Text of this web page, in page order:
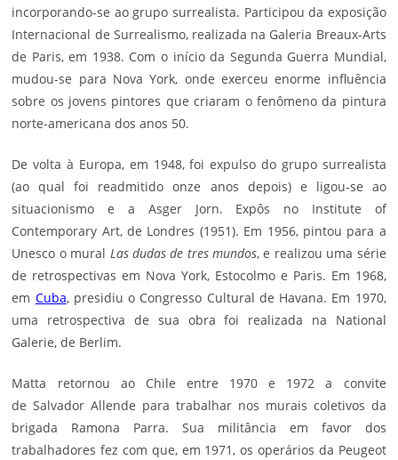
incorporando-se ao grupo surrealista. Participou da exposição
Internacional de Surrealismo, realizada na Galeria Breaux-Arts
de Paris, em 1938. Com o início da Segunda Guerra Mundial,
mudou-se para Nova York, onde exerceu enorme influência
sobre os jovens pintores que criaram o fenômeno da pintura
norte-americana dos anos 50.
De volta à Europa, em 1948, foi expulso do grupo surrealista
(ao qual foi readmitido onze anos depois) e ligou-se ao
situacionismo e a Asger Jorn. Expôs no Institute of
Contemporary Art, de Londres (1951). Em 1956, pintou para a
Unesco o mural Las dudas de tres mundos, e realizou uma série
de retrospectivas em Nova York, Estocolmo e Paris. Em 1968,
em Cuba, presidiu o Congresso Cultural de Havana. Em 1970,
uma retrospectiva de sua obra foi realizada na National
Galerie, de Berlim.
Matta retornou ao Chile entre 1970 e 1972 a convite
deSalvador Allende para trabalhar nos murais coletivos da
brigada Ramona Parra. Sua militância em favor dos
trabalhadores fez com que, em 1971, os operários da Peugeot